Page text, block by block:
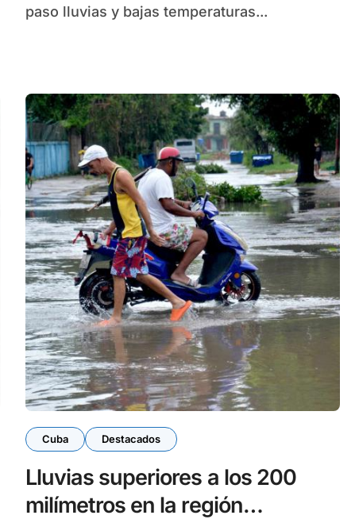
paso lluvias y bajas temperaturas...
Cuba Destacados
Lluvias superiores a los 200
milímetros en la región